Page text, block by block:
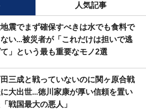
人気記事
震でまず確保すべきは水でも食料で
ない...被災者が「これだけは担いで逃
」という最も重要なモノ2選
三成と戦っていないのに関ヶ原合戦
大出世...徳川家康が厚い信頼を置い
戦国最大の悪人」